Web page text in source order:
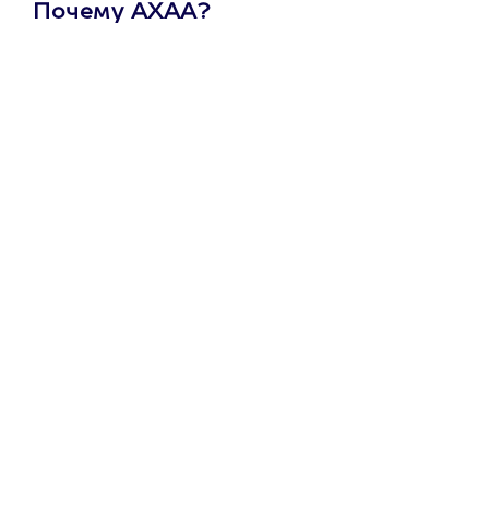
Почему АХАА?